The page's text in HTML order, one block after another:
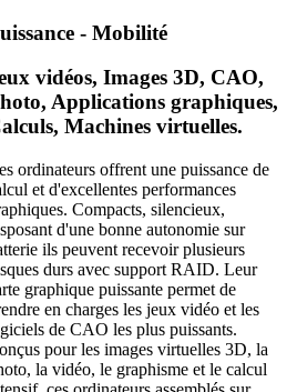
- Mobilité
vidéos, Images 3D, CAO,
Applications graphiques,
Machines virtuelles.
ordinateurs offrent une puissance de
et d'excellentes performances
Compacts, silencieux,
d'une bonne autonomie sur
ils peuvent recevoir plusieurs
durs avec support RAID. Leur
graphique puissante permet de
en charges les jeux vidéo et les
de CAO les plus puissants.
pour les images virtuelles 3D, la
la vidéo, le graphisme et le calcul